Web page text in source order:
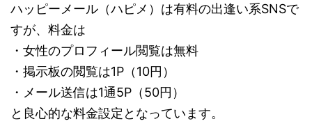
ハッピーメール（ハピメ）は有料の出逢い系SNSで
すが、料金は
・女性のプロフィール閲覧は無料
・掲示板の閲覧は1P（10円）
・メール送信は1通5P（50円）
と良心的な料金設定となっています。